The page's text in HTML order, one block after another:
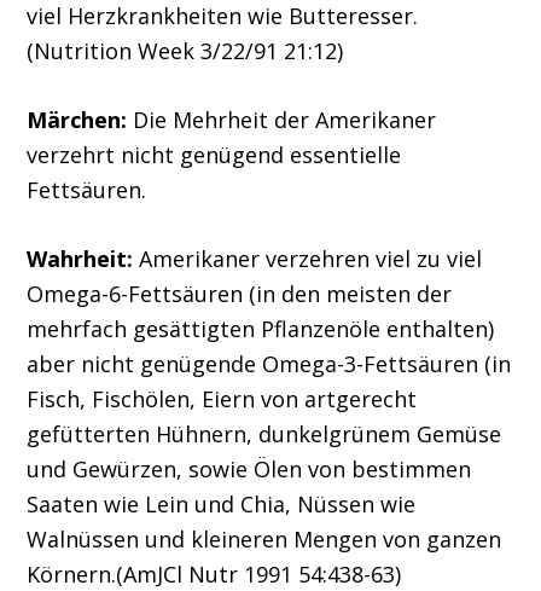
viel Herzkrankheiten wie Butteresser.
(Nutrition Week 3/22/91 21:12)
Märchen: Die Mehrheit der Amerikaner
verzehrt nicht genügend essentielle
Fettsäuren.
Wahrheit:Amerikaner verzehren viel zu viel
Omega-6-Fettsäuren (in den meisten der
mehrfach gesättigten Pflanzenöle enthalten)
aber nicht genügende Omega-3-Fettsäuren (in
Fisch, Fischölen, Eiern von artgerecht
gefütterten Hühnern, dunkelgrünem Gemüse
und Gewürzen, sowie Ölen von bestimmen
Saaten wie Lein und Chia, Nüssen wie
Walnüssen und kleineren Mengen von ganzen
Körnern.(AmJCl Nutr 1991 54:438-63)